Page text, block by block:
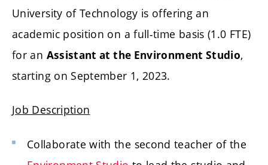
University of Technology is offering an
academic position on a full-time basis (1.0 FTE)
for an Assistant at the Environment Studio,
starting on September 1, 2023.
Job Description
Collaborate with the second teacher of the